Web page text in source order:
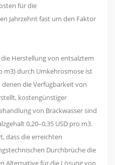
für die
Jahrzehnt fast um den Faktor
Herstellung von entsalztem
m3) durch Umkehrosmose ist
die Verfügbarkeit von
kostengünstiger
von Brackwasser sind
0,20–0,35 USD pro m3.
dass die erreichten
Durchbrüche die
Alternative für die Lösung von